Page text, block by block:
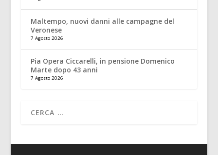
Maltempo, nuovi danni alle campagne del
Veronese
7 Agosto 2026
Pia Opera Ciccarelli, in pensione Domenico
Marte dopo 43 anni
7 Agosto 2026